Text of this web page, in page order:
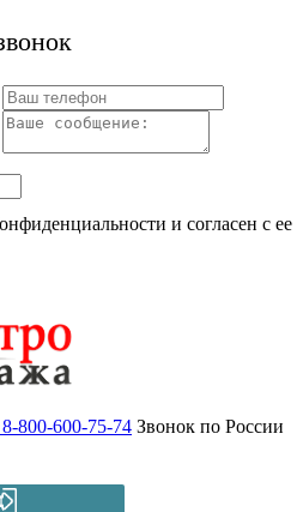
и согласен с ее
8-800-600-75-74 Звонок по России